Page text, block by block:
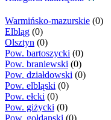
Warmińsko-mazurskie (0)
Elbląg (0)
Olsztyn (0)
Pow. bartoszycki (0)
Pow. braniewski (0)
Pow. działdowski (0)
Pow. elbląski (0)
Pow. ełcki (0)
Pow. giżycki (0)
Pow. gołdapski (0)